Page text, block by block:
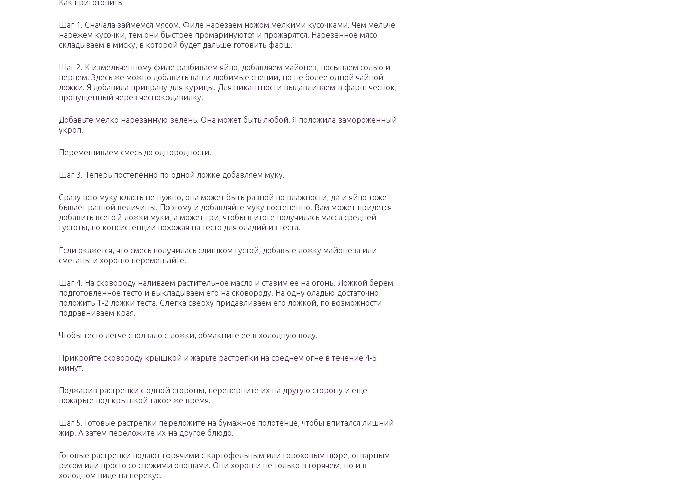
Как приготовить
Шаг 1. Сначала займемся мясом. Филе нарезаем ножом мелкими кусочками. Чем мельче
нарежем кусочки, тем они быстрее промаринуются и прожарятся. Нарезанное мясо
складываем в миску, в которой будет дальше готовить фарш.
Шаг 2. К измельченному филе разбиваем яйцо, добавляем майонез, посыпаем солью и
перцем. Здесь же можно добавить ваши любимые специи, но не более одной чайной
ложки. Я добавила приправу для курицы. Для пикантности выдавливаем в фарш чеснок,
пропущенный через чеснокодавилку.
Добавьте мелко нарезанную зелень. Она может быть любой. Я положила замороженный
укроп.
Перемешиваем смесь до однородности.
Шаг 3. Теперь постепенно по одной ложке добавляем муку.
Сразу всю муку класть не нужно, она может быть разной по влажности, да и яйцо тоже
бывает разной величины. Поэтому и добавляйте муку постепенно. Вам может придется
добавить всего 2 ложки муки, а может три, чтобы в итоге получилась масса средней
густоты, по консистенции похожая на тесто для оладий из теста.
Если окажется, что смесь получилась слишком густой, добавьте ложку майонеза или
сметаны и хорошо перемешайте.
Шаг 4. На сковороду наливаем растительное масло и ставим ее на огонь. Ложкой берем
подготовленное тесто и выкладываем его на сковороду. На одну оладью достаточно
положить 1-2 ложки теста. Слегка сверху придавливаем его ложкой, по возможности
подравниваем края.
Чтобы тесто легче сползало с ложки, обмакните ее в холодную воду.
Прикройте сковороду крышкой и жарьте растрепки на среднем огне в течение 4-5
минут.
Поджарив растрепки с одной стороны, переверните их на другую сторону и еще
пожарьте под крышкой такое же время.
Шаг 5. Готовые растрепки переложите на бумажное полотенце, чтобы впитался лишний
жир. А затем переложите их на другое блюдо.
Готовые растрепки подают горячими с картофельным или гороховым пюре, отварным
рисом или просто со свежими овощами. Они хороши не только в горячем, но и в
холодном виде на перекус.